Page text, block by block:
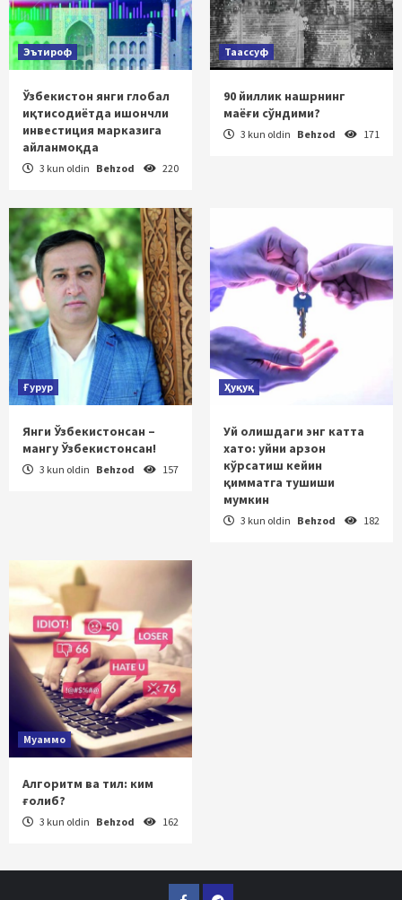
Эътироф
Ўзбекистон янги глобал
иқтисодиётда ишончли
инвестиция марказига
айланмоқда
3 kun oldin Behzod 220
Таассуф
90 йиллик нашрнинг
маёғи сўндими?
3 kun oldin Behzod 171
Ғурур
Янги Ўзбекистонсан –
мангу Ўзбекистонсан!
3 kun oldin Behzod 157
Ҳуқуқ
Уй олишдаги энг катта
хато: уйни арзон
кўрсатиш кейин
қимматга тушиши
мумкин
3 kun oldin Behzod 182
Муаммо
Алгоритм ва тил: ким
ғолиб?
3 kun oldin Behzod 162